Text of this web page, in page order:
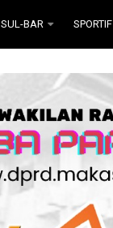
SUL-BAR SPORTIF